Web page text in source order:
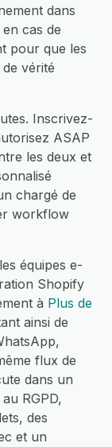
dans
cas de
pour que les
vérité
Inscrivez-
ASAP
les deux et
chargé de
workflow
équipes e-
Shopify
à Plus de
ainsi de
flux de
dans un
RGPD,
des
et un